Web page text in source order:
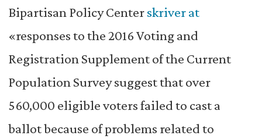
Bipartisan Policy Centerskriver at
«responses to the 2016 Voting and
Registration Supplement of the Current
Population Survey suggest that over
560,000 eligible voters failed to cast a
ballot because of problems related to